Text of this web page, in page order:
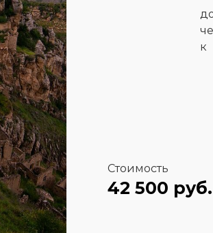
к
Стоимость
42 500 руб.